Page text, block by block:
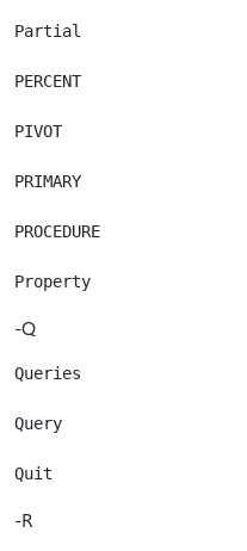
Partial
PERCENT
PIVOT
PRIMARY
PROCEDURE
-Q
Queries
Query
-R